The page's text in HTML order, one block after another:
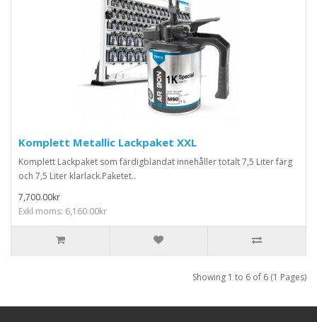
Komplett Metallic Lackpaket XXL
Komplett Lackpaket som färdigblandat innehåller totalt 7,5 Liter färg
och 7,5 Liter klarlack.Paketet..
7,700.00kr
Exkl moms: 6,160.00kr
Showing 1 to 6 of 6 (1 Pages)